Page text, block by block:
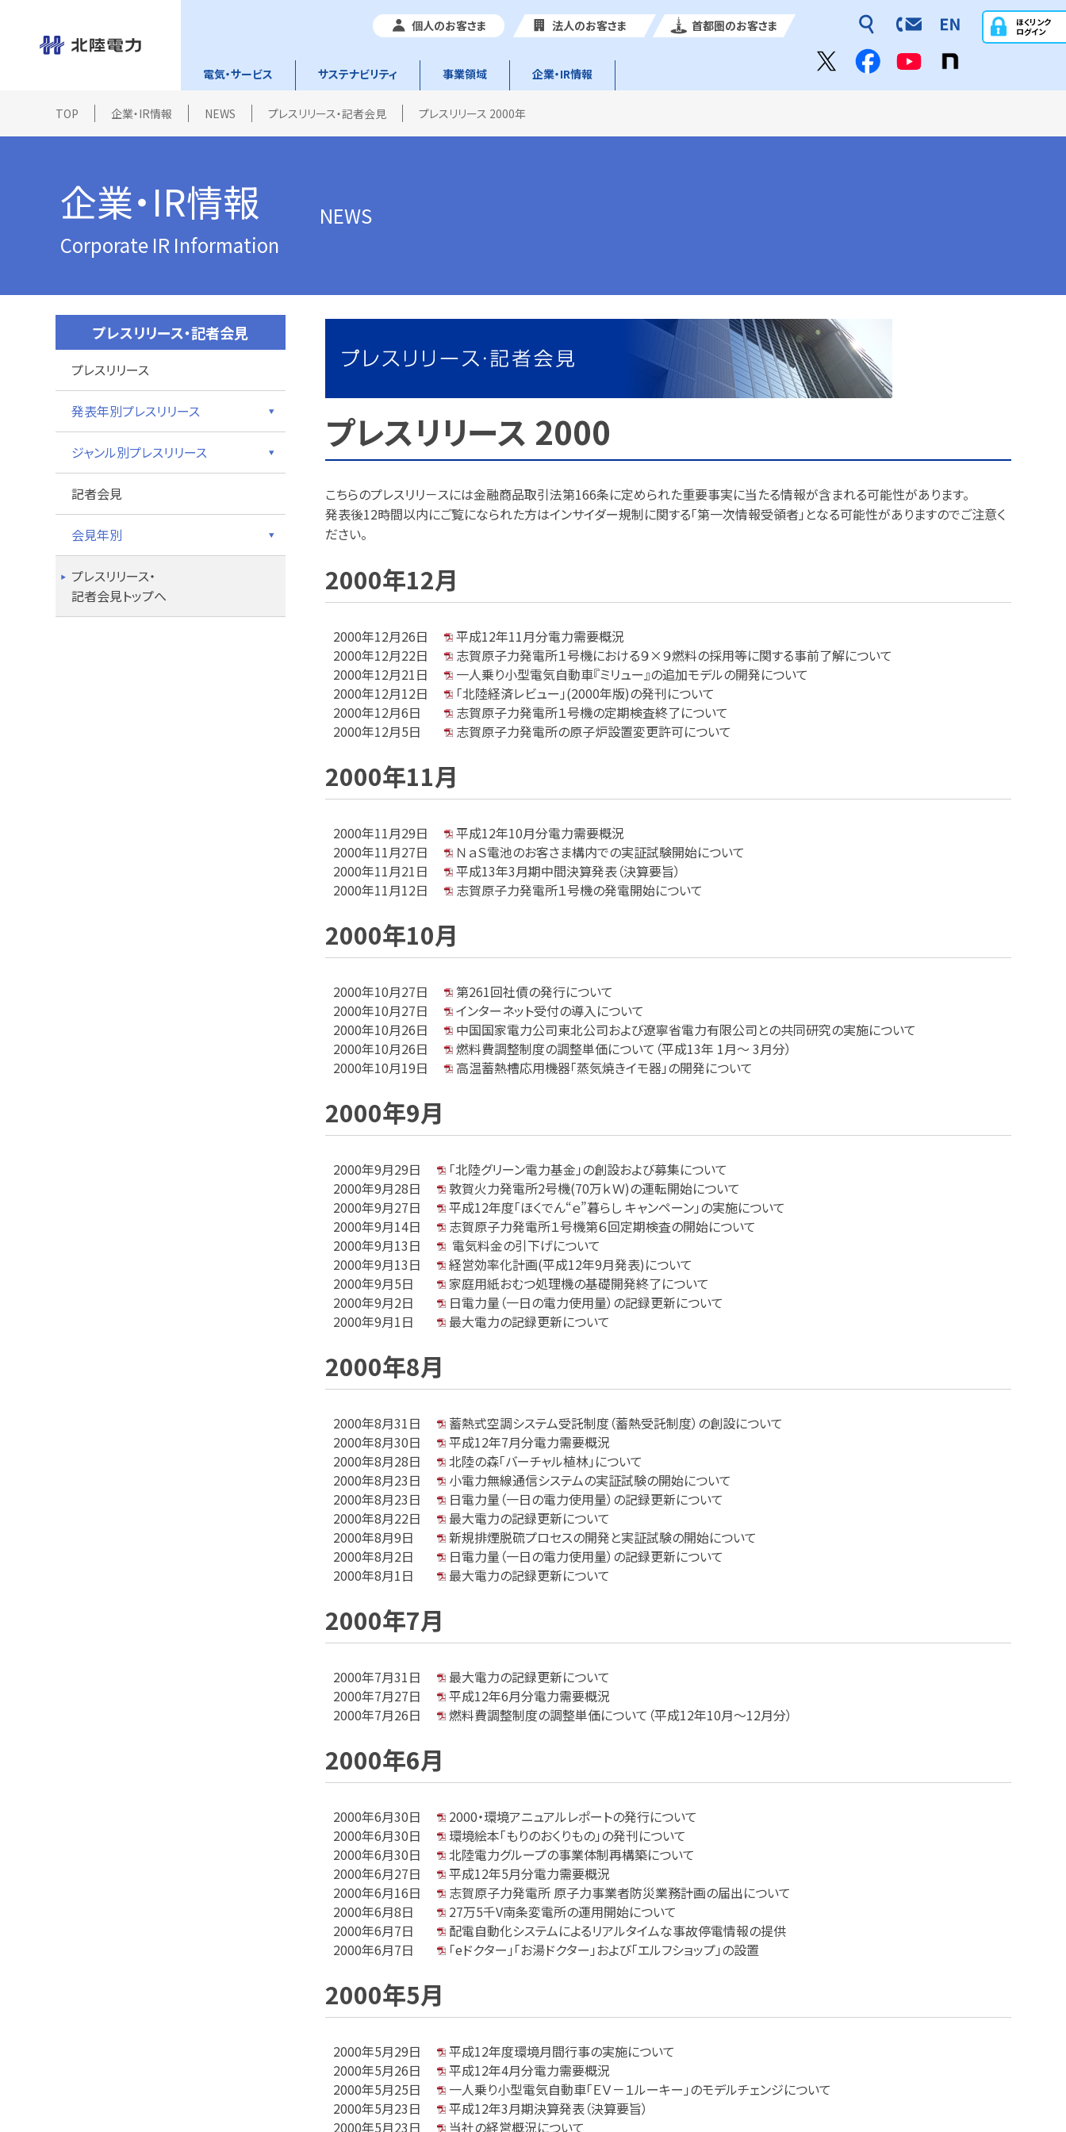
個人のお客さま 法人のお客さま 首都圏のお客さま
電気・サービス サステナビリティ 事業領域 企業・IR情報
ほくリンク
ログイン
TOP 企業・IR情報 NEWS プレスリリース・記者会見 プレスリリース 2000年
企業・IR情報
Corporate IR Information
NEWS
プレスリリース・記者会見
プレスリリース
発表年別プレスリリース
ジャンル別プレスリリース
記者会見
会見年別
プレスリリース・
記者会見トップへ
プレスリリース 2000
こちらのプレスリリ－スには金融商品取引法第166条に定められた重要事実に当たる情報が含まれる可能性があります。
発表後12時間以内にご覧になられた方はインサイダー規制に関する「第一次情報受領者」となる可能性がありますのでご注意く
ださい。
2000年12月
2000年12月26日
平成12年11月分電力需要概況
2000年12月22日
志賀原子力発電所１号機における９×９燃料の採用等に関する事前了解について
2000年12月21日
一人乗り小型電気自動車『ミリュー』の追加モデルの開発について
2000年12月12日
「北陸経済レビュー」(2000年版)の発刊について
2000年12月6日
志賀原子力発電所１号機の定期検査終了について
2000年12月5日
志賀原子力発電所の原子炉設置変更許可について
2000年11月
2000年11月29日
平成12年10月分電力需要概況
2000年11月27日
ＮａＳ電池のお客さま構内での実証試験開始について
2000年11月21日
平成13年3月期中間決算発表（決算要旨）
2000年11月12日
志賀原子力発電所１号機の発電開始について
2000年10月
2000年10月27日
第261回社債の発行について
2000年10月27日
インターネット受付の導入について
2000年10月26日
中国国家電力公司東北公司および遼寧省電力有限公司との共同研究の実施について
2000年10月26日
燃料費調整制度の調整単価について（平成13年 1月～ 3月分）
2000年10月19日
高温蓄熱槽応用機器「蒸気焼きイモ器」の開発について
2000年9月
2000年9月29日
「北陸グリーン電力基金」の創設および募集について
2000年9月28日
敦賀火力発電所2号機(70万ｋＷ)の運転開始について
2000年9月27日
平成12年度「ほくでん“ｅ”暮らし キャンペーン」の実施について
2000年9月14日
志賀原子力発電所１号機第６回定期検査の開始について
2000年9月13日
電気料金の引下げについて
2000年9月13日
経営効率化計画(平成12年9月発表)について
2000年9月5日
家庭用紙おむつ処理機の基礎開発終了について
2000年9月2日
日電力量（一日の電力使用量）の記録更新について
2000年9月1日
最大電力の記録更新について
2000年8月
2000年8月31日
蓄熱式空調システム受託制度（蓄熱受託制度）の創設について
2000年8月30日
平成12年7月分電力需要概況
2000年8月28日
北陸の森「バーチャル植林」について
2000年8月23日
小電力無線通信システムの実証試験の開始について
2000年8月23日
日電力量（一日の電力使用量）の記録更新について
2000年8月22日
最大電力の記録更新について
2000年8月9日
新規排煙脱硫プロセスの開発と実証試験の開始について
2000年8月2日
日電力量（一日の電力使用量）の記録更新について
2000年8月1日
最大電力の記録更新について
2000年7月
2000年7月31日
最大電力の記録更新について
2000年7月27日
平成12年6月分電力需要概況
2000年7月26日
燃料費調整制度の調整単価について（平成12年10月～12月分）
2000年6月
2000年6月30日
2000・環境アニュアルレポートの発行について
2000年6月30日
環境絵本「もりのおくりもの」の発刊について
2000年6月30日
北陸電力グループの事業体制再構築について
2000年6月27日
平成12年5月分電力需要概況
2000年6月16日
志賀原子力発電所 原子力事業者防災業務計画の届出について
2000年6月8日
27万5千V南条変電所の運用開始について
2000年6月7日
配電自動化システムによるリアルタイムな事故停電情報の提供
2000年6月7日
「eドクター」「お湯ドクター」および「エルフショップ」の設置
2000年5月
2000年5月29日
平成12年度環境月間行事の実施について
2000年5月26日
平成12年4月分電力需要概況
2000年5月25日
一人乗り小型電気自動車「ＥＶ－１ルーキー」のモデルチェンジについて
2000年5月23日
平成12年3月期決算発表（決算要旨）
2000年5月23日
当社の経営概況について